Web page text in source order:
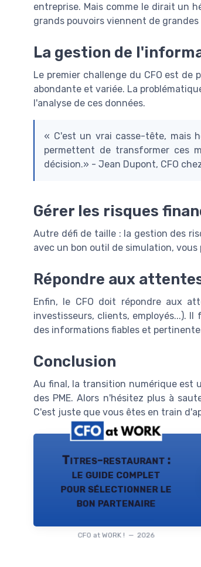
entreprise. Mais comme le dirait un
grands pouvoirs viennent de grandes
La gestion de
Le premier challenge du CFO est
abondante et variée. La
l'analyse de ces données.
« C'est un vrai casse-tête, mais
permettent de transformer ces
décision.» - Jean Dupont, CFO
Gérer les risques
Autre défi de taille : la gestion des
avec un bon outil de simulation,
Répondre aux
Enfin, le CFO doit répondre aux
investisseurs, clients, employés...).
des informations fiables et
Conclusion
Au final, la transition numérique est
des PME. Alors n'hésitez plus à
C'est juste que vous êtes en train
Titres-restaurant :
le guide complet
pour sélectionner le
bon partenaire
CFO at WORK ! — 2026